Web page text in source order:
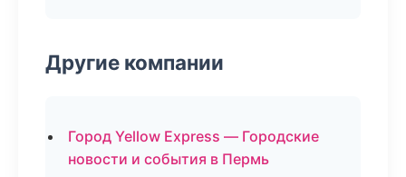
Другие компании
Город Yellow Express — Городские
новости и события в Пермь